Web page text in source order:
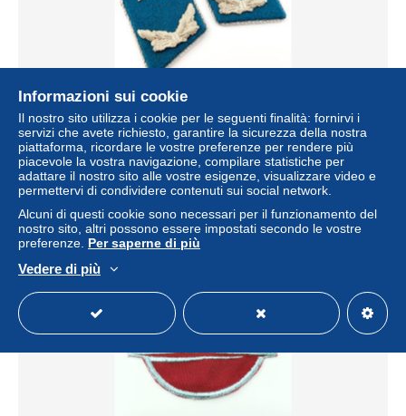
DDR NVA LSK Kragenspiegel Offizier Luftstreitkräfte
± 9,24 USD
Stato Professionista
Informazioni sui cookie
Il nostro sito utilizza i cookie per le seguenti finalità: fornirvi i
servizi che avete richiesto, garantire la sicurezza della nostra
piattaforma, ricordare le vostre preferenze per rendere più
piacevole la vostra navigazione, compilare statistiche per
adattare il nostro sito alle vostre esigenze, visualizzare video e
permettervi di condividere contenuti sui social network.
Alcuni di questi cookie sono necessari per il funzionamento del
nostro sito, altri possono essere impostati secondo le vostre
preferenze. Per saperne di più
Vedere di più